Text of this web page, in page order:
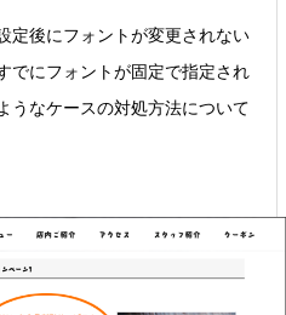
定後にフォントが変更されない
でにフォントが固定で指定され
うなケースの対処方法について